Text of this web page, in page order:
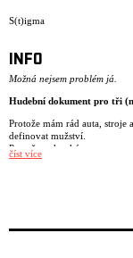
S(t)igma
INFO
Možná nejsem problém já.
Hudební dokument pro tři
Protože mám rád auta, stroje
definovat mužství.
Protože se koukám na prsa a
Protože jsem naposledy
mladý muž. O samotě, která
číst více